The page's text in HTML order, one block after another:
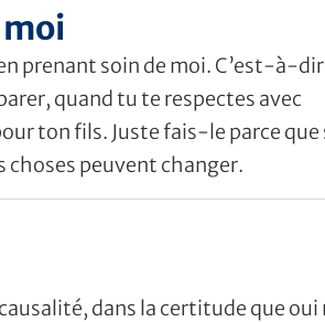
moi
prenant soin de moi. C’est-à-
quand tu te respectes avec
ton fils. Juste fais-le parce que
choses peuvent changer.
dans la certitude que oui